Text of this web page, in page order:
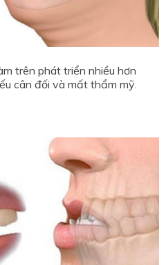
trên phát triển nhiều hơn
cân đối và mất thẩm mỹ.